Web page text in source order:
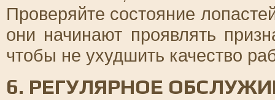
Проверяйте состояние
они начинают проявлять
чтобы не ухудшить качество
6. РЕГУЛЯРНОЕ